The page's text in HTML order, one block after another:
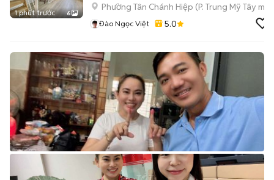
1 phút trước 6
Phường Tân Chánh Hiệp (P. Trung Mỹ Tây mới)
Đào Ngọc Việt 5.0